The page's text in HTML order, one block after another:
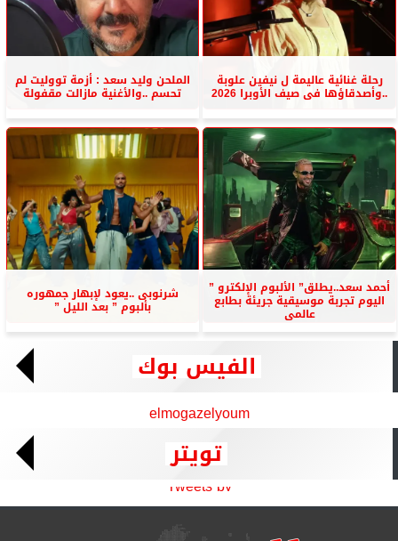
رحلة غنائية عاليمة ل نيفين علوبة
..وأصدقاؤها فى صيف الأوبرا 2026
الملحن وليد سعد : أزمة تووليت لم
تحسم ..والأغنية مازالت مقفولة
أحمد سعد..يطلق” الألبوم الإلكترو ”
اليوم تجربة موسيقية جريئة بطابع
عالمى
شرنوبى ..يعود لإبهار جمهوره
بألبوم ” بعد الليل ”
الفيس بوك
elmogazelyoum
تويتر
Tweets by